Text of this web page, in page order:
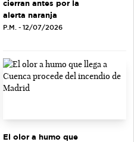
cierran antes por la
alerta naranja
P.M. - 12/07/2026
El olor a humo que